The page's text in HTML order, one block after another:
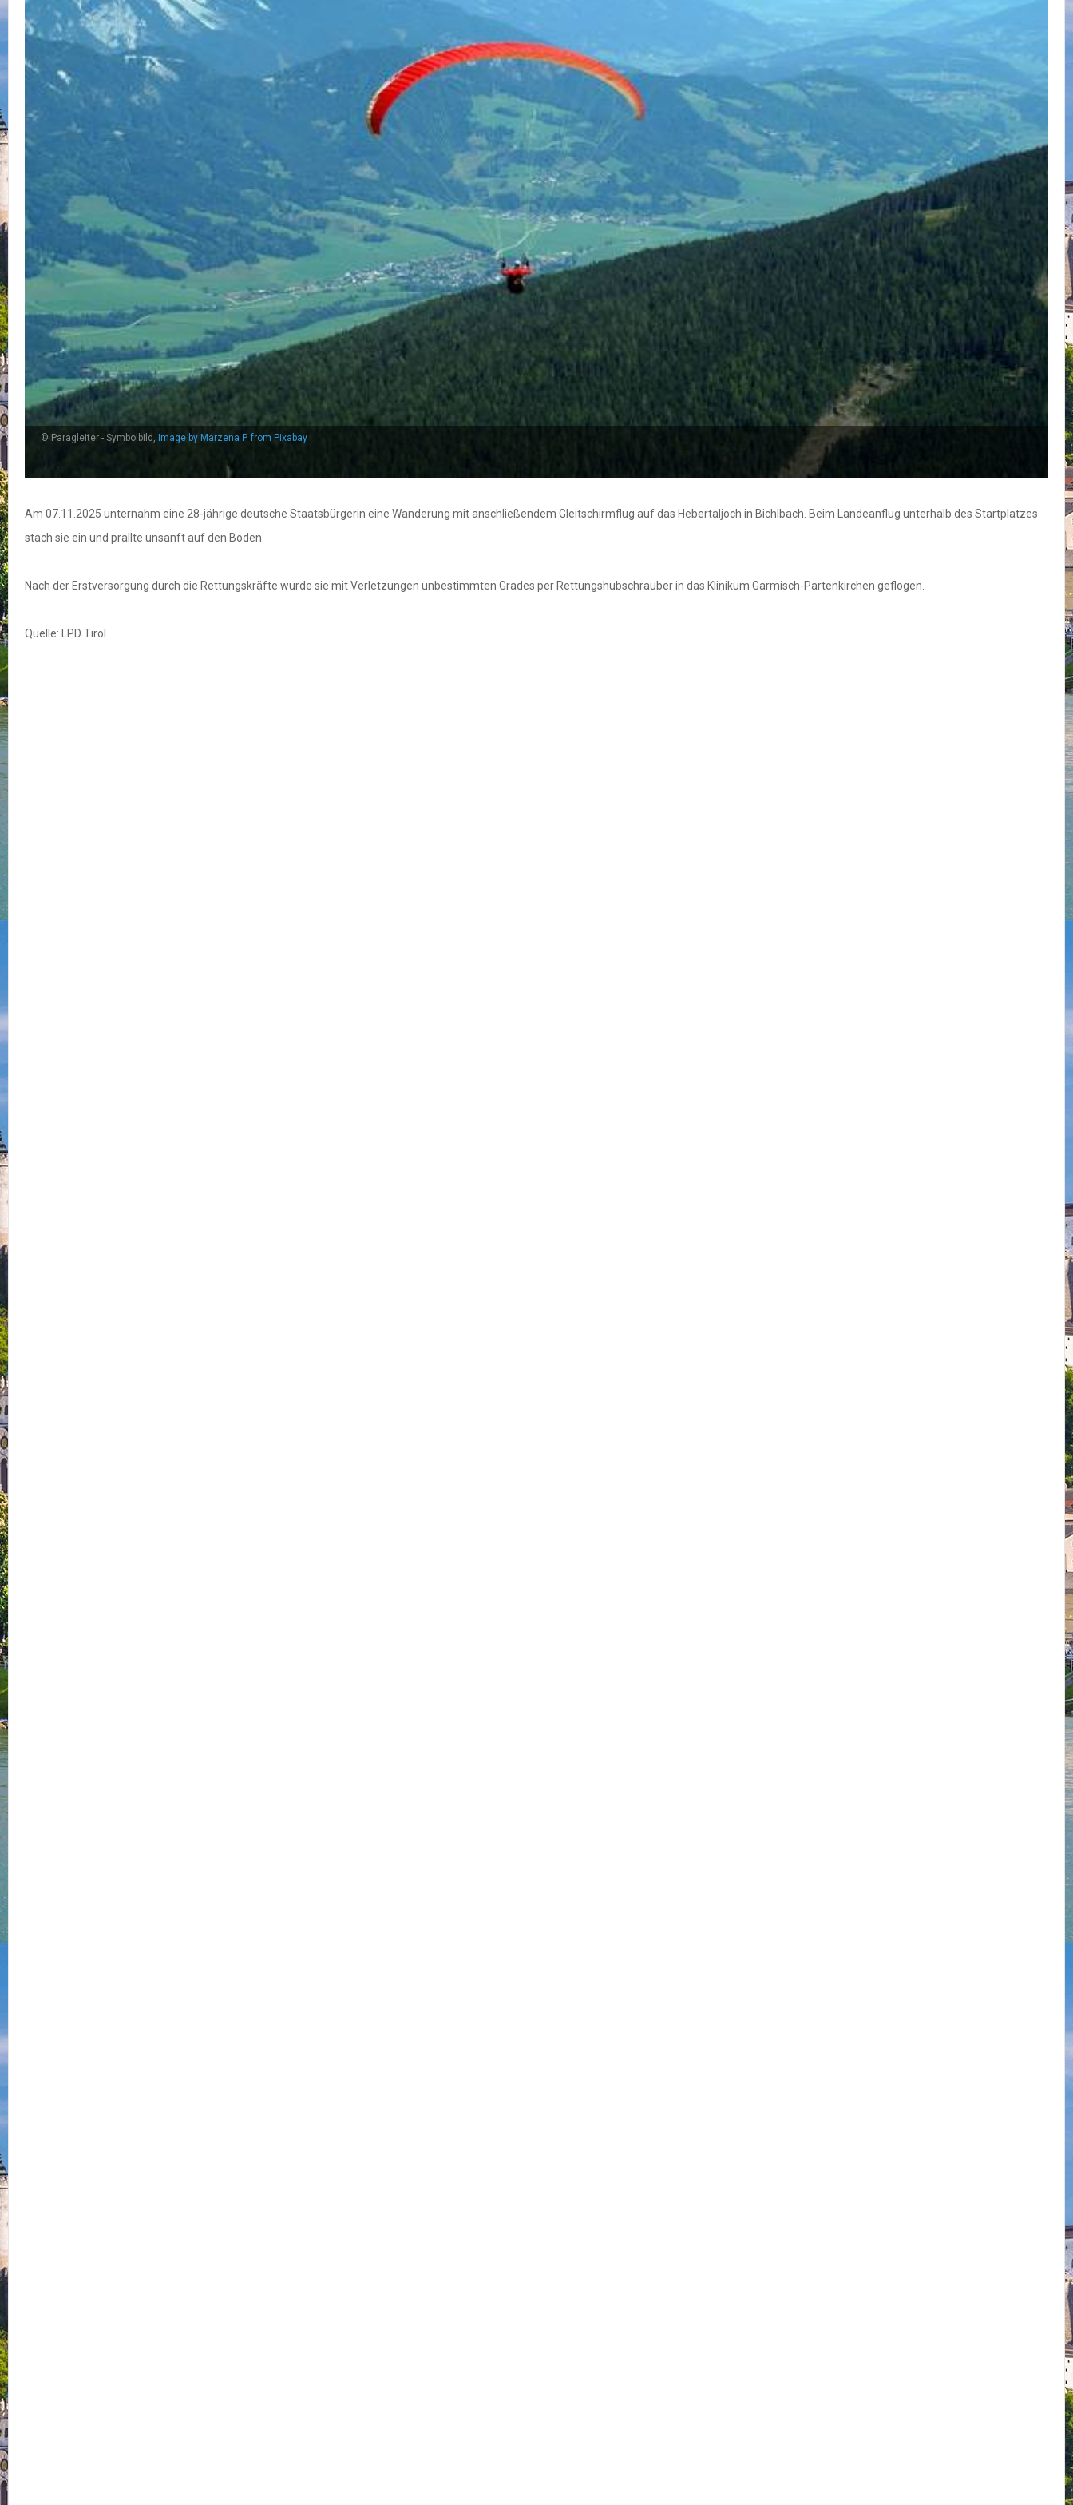
© Paragleiter - Symbolbild, Image by Marzena P. from Pixabay
Am 07.11.2025 unternahm eine 28-jährige deutsche Staatsbürgerin eine Wanderung mit anschließendem Gleitschirmflug auf das Hebertaljoch in Bichlbach. Beim Landeanflug unterhalb des Startplatzes
stach sie ein und prallte unsanft auf den Boden.
Nach der Erstversorgung durch die Rettungskräfte wurde sie mit Verletzungen unbestimmten Grades per Rettungshubschrauber in das Klinikum Garmisch-Partenkirchen geflogen.
Quelle: LPD Tirol